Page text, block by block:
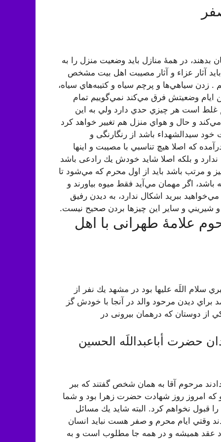
بدهند، در همۀ منازل بايد وضعيت منزل را به
آثار عزاء و آثار مصيبت اهل بيت مشخص
. زدن سياهي‌ها و پرچم سياه و كتيبه‌هاي سياه،
ايام وضعيتش فرق مي‌كند نمي‌گوييم تمام
غلط است هر چيزي حدي دارد ولي به این
و حال و هواي منزل هم تغيير خواهد كرد
خود سيدالشهداء باشد از رنگارنگی و
كه اصلا هيچ تناسبي با مصيبت و اينها
و بلكه اصلا شاید خودش يك رادعی ‌باشد
و مرتب باشد بايد از اول محرم كه مي‌شود تا
اگر مهمان مي‌آيد فقط ميوه بياورند و
ببريد اشكال ندارد، به ديدن رفيق
و شيريني و ساير اين چيزها بردن صحيح نيست.
علامۀ طهرانی با اهل
اللَه علیها بود در مشهد يك نفر از
براي ديدن مرحود والد در آنجا با خودش گز
از دوستان كه درهمان بیرونی در
حضرت أباعبداللَه الحسین
مرحوم آقا به همان شخص گفتند كه ببر
امروز روز شهادت حضرت زهرا بود و شما
قبول نخواهم كرد. البته شايد يك مسائل
وقتي ايام محرم و صفر هست نبايد انسان
عقد هميشه و در همه جا مطلوب است و به